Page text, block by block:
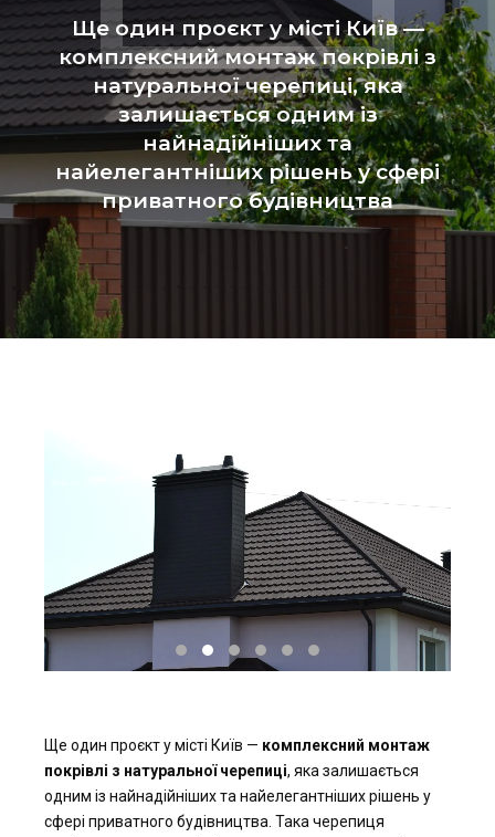
Ще один проєкт у місті Київ —
комплексний монтаж покрівлі з
натуральної черепиці, яка
залишається одним із
найнадійніших та
найелегантніших рішень у сфері
приватного будівництва
Ще один проєкт у місті Київ — комплексний монтаж
покрівлі з натуральної черепиці, яка залишається
одним із найнадійніших та найелегантніших рішень у
сфері приватного будівництва. Така черепиця